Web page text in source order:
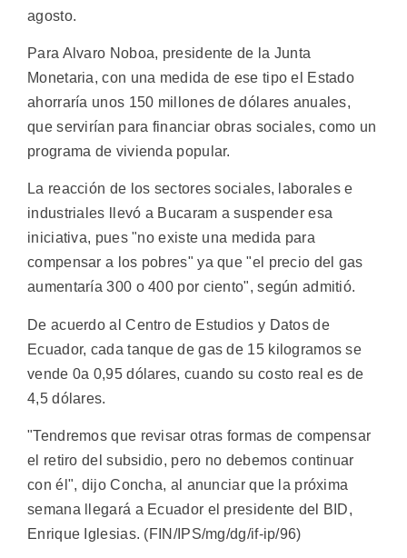
agosto.
Para Alvaro Noboa, presidente de la Junta
Monetaria, con una medida de ese tipo el Estado
ahorraría unos 150 millones de dólares anuales,
que servirían para financiar obras sociales, como un
programa de vivienda popular.
La reacción de los sectores sociales, laborales e
industriales llevó a Bucaram a suspender esa
iniciativa, pues "no existe una medida para
compensar a los pobres" ya que "el precio del gas
aumentaría 300 o 400 por ciento", según admitió.
De acuerdo al Centro de Estudios y Datos de
Ecuador, cada tanque de gas de 15 kilogramos se
vende 0a 0,95 dólares, cuando su costo real es de
4,5 dólares.
"Tendremos que revisar otras formas de compensar
el retiro del subsidio, pero no debemos continuar
con él", dijo Concha, al anunciar que la próxima
semana llegará a Ecuador el presidente del BID,
Enrique Iglesias. (FIN/IPS/mg/dg/if-ip/96)